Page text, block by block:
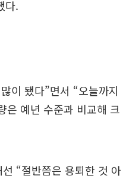
다.
이 됐다”면서 “오늘까지
은 예년 수준과 비교해 크
“절반쯤은 용퇴한 것 아